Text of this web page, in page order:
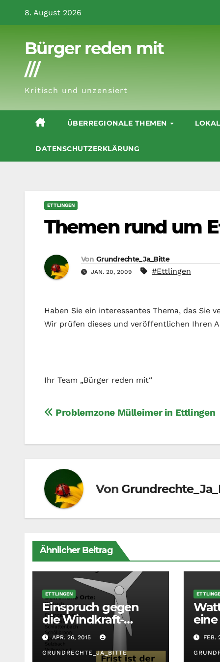
8. August 2026
Bürger reden mit
///
Kritisch und unzensiert
ÜBERREGIONALE THEMEN
DATENSCHUTZERKLÄRUNG
ETTLINGEN
Themen rund um
Von Grundrechte_Ja_Bitte
JAN. 20, 2009 #Ettlingen
Haben Sie ein interessantes Thema, das Sie
Wir prüfen dieses und veröffentlichen Ihren
Ihr Team „Bürger reden mit“
Beitragsnavigation
Problemzone Mülleimer in Ettlingen
Von
Ähnlicher Beitrag
ETTLINGEN
Einspruch gegen
die Windkraft-
Planung des
Regionalverbandes
RVMO – Frist
APR. 26, 2015
GRUNDRECHTE_JA_BITTE
FEB.